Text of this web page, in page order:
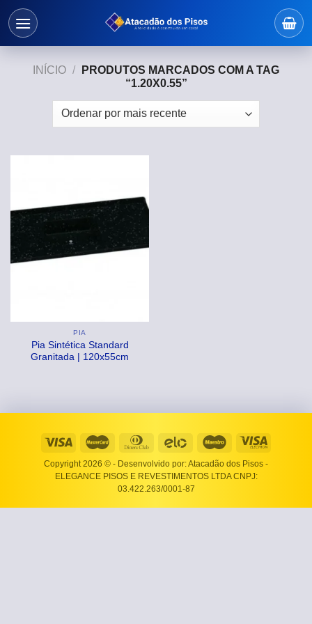
Skip
INÍCIO /
PRODUTOS MARCADOS COM A TAG
“1.20X0.55”
PIA
Pia Sintética Standard
Granitada | 120x55cm
Copyright 2026 © - Desenvolvido por: Atacadão dos Pisos -
ELEGANCE PISOS E REVESTIMENTOS LTDA CNPJ:
03.422.263/0001-87